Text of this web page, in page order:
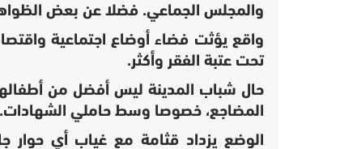
والمجلس الجماعي. فضلا عن بعض
واقع يؤثت فضاء أوضاع اجتماعية
تحت عتبة الفقر وأكثر.
حال شباب المدينة ليس أفضل من
المضاجع، خصوصا وسط حاملي الشهادات.
الوضع يزداد قثامة مع غياب أي